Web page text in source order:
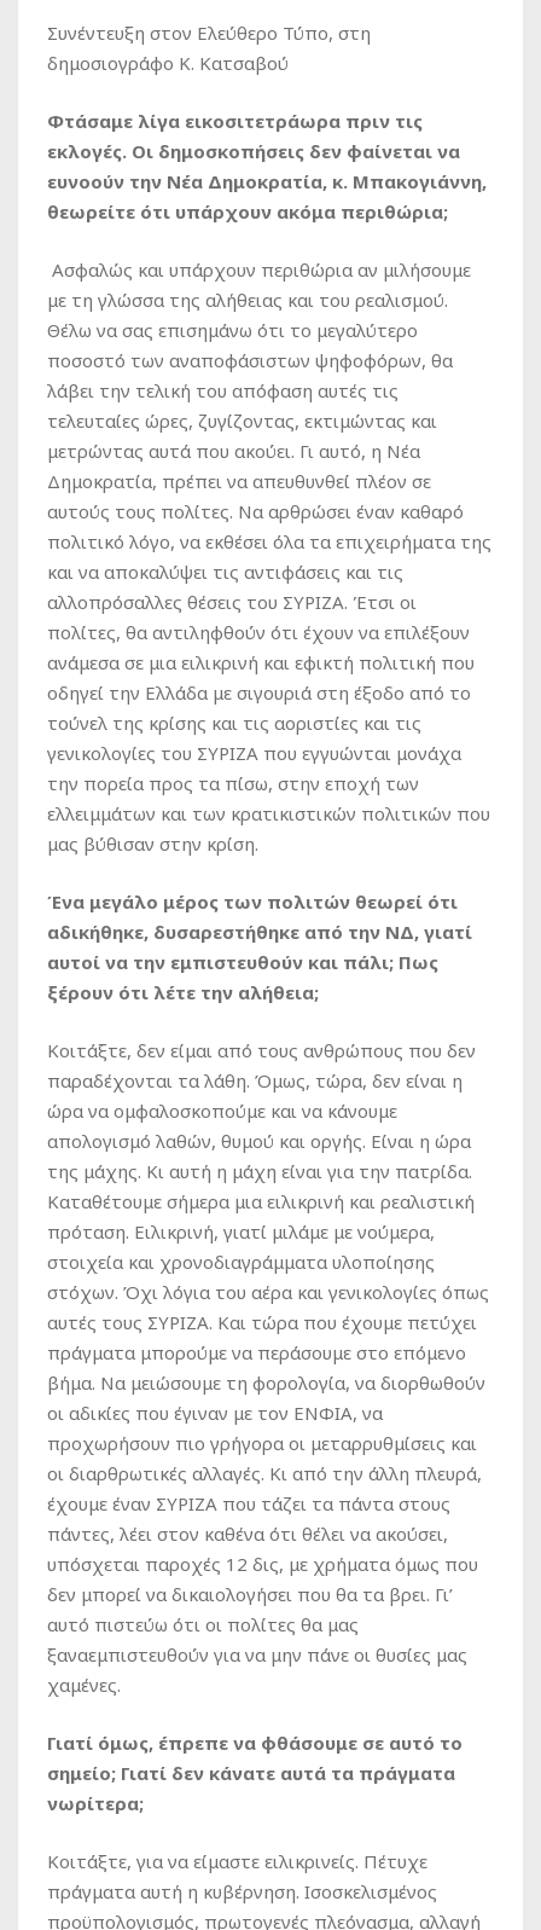
Συνέντευξη στον Ελεύθερο Τύπο, στη
δημοσιογράφο Κ. Κατσαβού
Φτάσαμε λίγα εικοσιτετράωρα πριν τις
εκλογές. Οι δημοσκοπήσεις δεν φαίνεται να
ευνοούν την Νέα Δημοκρατία, κ. Μπακογιάννη,
θεωρείτε ότι υπάρχουν ακόμα περιθώρια;
Ασφαλώς και υπάρχουν περιθώρια αν μιλήσουμε
με τη γλώσσα της αλήθειας και του ρεαλισμού.
Θέλω να σας επισημάνω ότι το μεγαλύτερο
ποσοστό των αναποφάσιστων ψηφοφόρων, θα
λάβει την τελική του απόφαση αυτές τις
τελευταίες ώρες, ζυγίζοντας, εκτιμώντας και
μετρώντας αυτά που ακούει. Γι αυτό, η Νέα
Δημοκρατία, πρέπει να απευθυνθεί πλέον σε
αυτούς τους πολίτες. Να αρθρώσει έναν καθαρό
πολιτικό λόγο, να εκθέσει όλα τα επιχειρήματα της
και να αποκαλύψει τις αντιφάσεις και τις
αλλοπρόσαλλες θέσεις του ΣΥΡΙΖΑ. Έτσι οι
πολίτες, θα αντιληφθούν ότι έχουν να επιλέξουν
ανάμεσα σε μια ειλικρινή και εφικτή πολιτική που
οδηγεί την Ελλάδα με σιγουριά στη έξοδο από το
τούνελ της κρίσης και τις αοριστίες και τις
γενικολογίες του ΣΥΡΙΖΑ που εγγυώνται μονάχα
την πορεία προς τα πίσω, στην εποχή των
ελλειμμάτων και των κρατικιστικών πολιτικών που
μας βύθισαν στην κρίση.
Ένα μεγάλο μέρος των πολιτών θεωρεί ότι
αδικήθηκε, δυσαρεστήθηκε από την ΝΔ, γιατί
αυτοί να την εμπιστευθούν και πάλι; Πως
ξέρουν ότι λέτε την αλήθεια;
Κοιτάξτε, δεν είμαι από τους ανθρώπους που δεν
παραδέχονται τα λάθη. Όμως, τώρα, δεν είναι η
ώρα να ομφαλοσκοπούμε και να κάνουμε
απολογισμό λαθών, θυμού και οργής. Είναι η ώρα
της μάχης. Κι αυτή η μάχη είναι για την πατρίδα.
Καταθέτουμε σήμερα μια ειλικρινή και ρεαλιστική
πρόταση. Ειλικρινή, γιατί μιλάμε με νούμερα,
στοιχεία και χρονοδιαγράμματα υλοποίησης
στόχων. Όχι λόγια του αέρα και γενικολογίες όπως
αυτές τους ΣΥΡΙΖΑ. Και τώρα που έχουμε πετύχει
πράγματα μπορούμε να περάσουμε στο επόμενο
βήμα. Να μειώσουμε τη φορολογία, να διορθωθούν
οι αδικίες που έγιναν με τον ΕΝΦΙΑ, να
προχωρήσουν πιο γρήγορα οι μεταρρυθμίσεις και
οι διαρθρωτικές αλλαγές. Κι από την άλλη πλευρά,
έχουμε έναν ΣΥΡΙΖΑ που τάζει τα πάντα στους
πάντες, λέει στον καθένα ότι θέλει να ακούσει,
υπόσχεται παροχές 12 δις, με χρήματα όμως που
δεν μπορεί να δικαιολογήσει που θα τα βρει. Γι’
αυτό πιστεύω ότι οι πολίτες θα μας
ξαναεμπιστευθούν για να μην πάνε οι θυσίες μας
χαμένες.
Γιατί όμως, έπρεπε να φθάσουμε σε αυτό το
σημείο; Γιατί δεν κάνατε αυτά τα πράγματα
νωρίτερα;
Κοιτάξτε, για να είμαστε ειλικρινείς. Πέτυχε
πράγματα αυτή η κυβέρνηση. Ισοσκελισμένος
προϋπολογισμός, πρωτογενές πλεόνασμα, αλλαγή